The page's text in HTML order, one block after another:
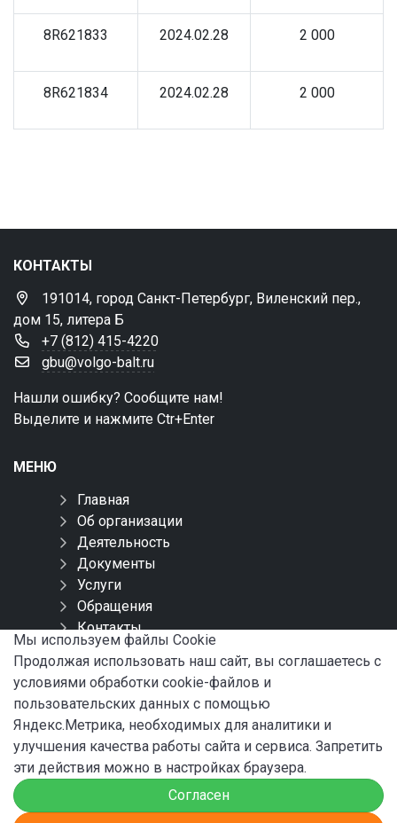
8R621833 2024.02.28 2 000
8R621834 2024.02.28 2 000
КОНТАКТЫ
191014, город Санкт-Петербург, Виленский пер.,
дом 15, литера Б
+7 (812) 415-4220
gbu@volgo-balt.ru
Нашли ошибку? Сообщите нам!
Выделите и нажмите Ctr+Enter
МЕНЮ
Главная
Об организации
Деятельность
Документы
Услуги
Обращения
Контакты
Карта сайта
СОЦИАЛЬНЫЕ СЕТИ
Мы используем файлы Сookie
Продолжая использовать наш сайт, вы соглашаетесь с
условиями обработки cookie-файлов и
пользовательских данных с помощью
Яндекс.Метрика, необходимых для аналитики и
улучшения качества работы сайта и сервиса. Запретить
эти действия можно в настройках браузера.
Согласен